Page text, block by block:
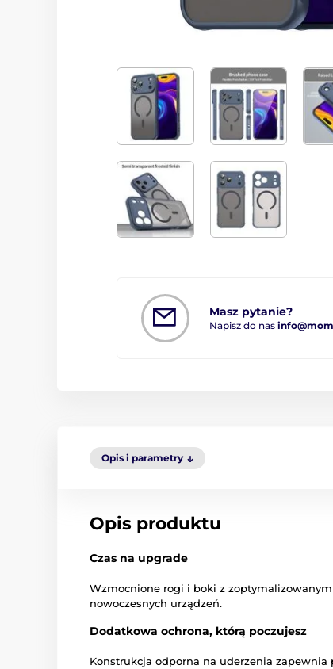
Masz pytanie?
Napisz do nas
Opis i parametry
Opis produktu
Czas na upgrade
Wzmocnione rogi i boki z
nowoczesnych urządzeń.
Dodatkowa ochrona, którą poczujesz
Konstrukcja odporna na uderzenia